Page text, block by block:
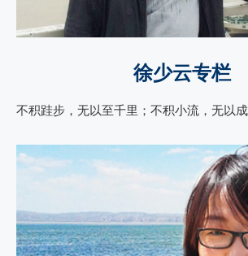
徐少云专栏
不积跬步，无以至千里；不积小流，无以成